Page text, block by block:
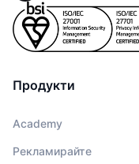
Продукти
Academy
Рекламирайте